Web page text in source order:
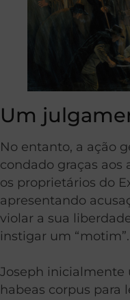
Um
No entanto, a ação
condado graças
os proprietários do
apresentando
violar a sua
instigar um “motim”.
Joseph inicialmente
habeas corpus para